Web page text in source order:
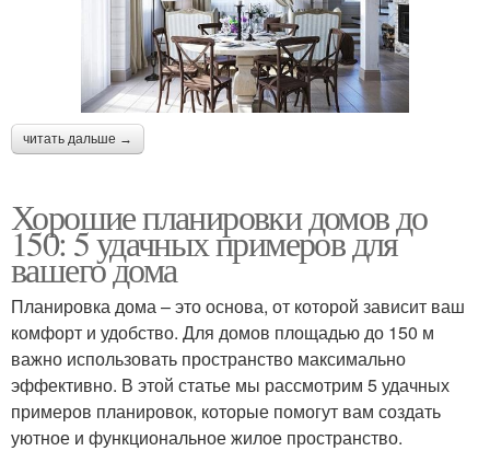
читать дальше →
Хорошие планировки домов до
150: 5 удачных примеров для
вашего дома
Планировка дома – это основа, от которой зависит ваш
комфорт и удобство. Для домов площадью до 150 м
важно использовать пространство максимально
эффективно. В этой статье мы рассмотрим 5 удачных
примеров планировок, которые помогут вам создать
уютное и функциональное жилое пространство.